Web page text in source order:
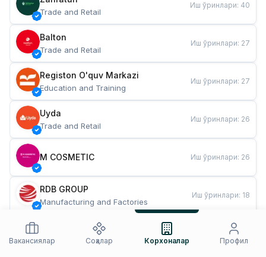
Trade and Retail
Иш ўринлари: 40
Balton
Trade and Retail
Иш ўринлари: 27
Registon O'quv Markazi
Education and Training
Иш ўринлари: 27
Uyda
Trade and Retail
Иш ўринлари: 26
M COSMETIC Иш ўринлари: 26
RDB GROUP
Manufacturing and Factories
Иш ўринлари: 18
Restaurants and Fast Food
Иш ўринлари
Вакансиялар
Соҳалар Корхоналар Профил